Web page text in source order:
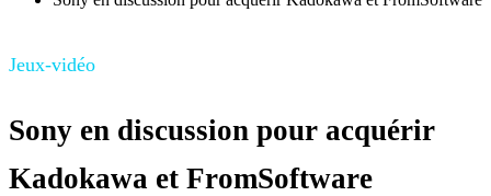
Jeux-vidéo
Sony en discussion pour acquérir
Kadokawa et FromSoftware